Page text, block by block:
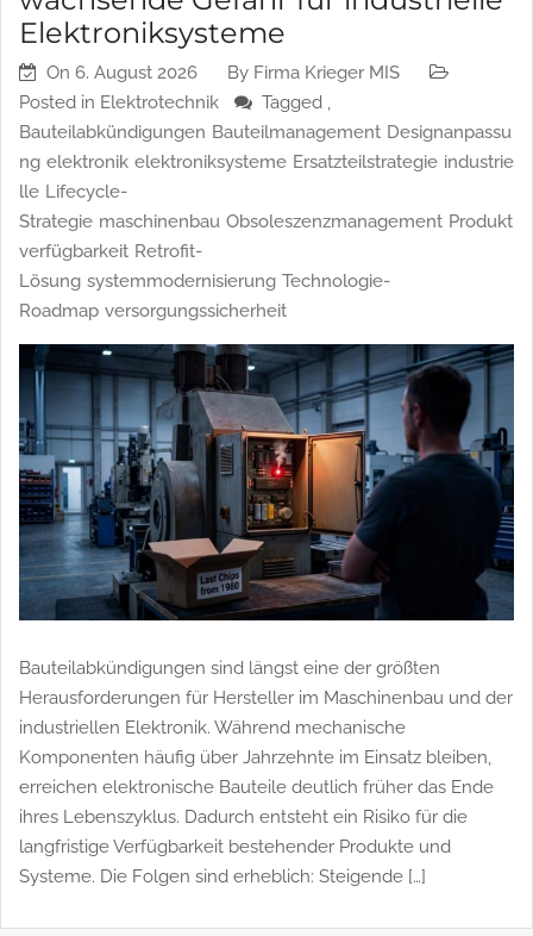
Bauteilabkündigungen: Eine
wachsende Gefahr für industrielle
Elektroniksysteme
On6. August 2026 ByFirma Krieger MIS
Posted inElektrotechnik
Tagged ,
Bauteilabkündigungen
ng elektronik elektroniksysteme Ersatzteilstrategie industrie
lle Lifecycle-
Strategie maschinenbau Obsoleszenzmanagement
verfügbarkeit Retrofit-
Roadmap
versorgungssicherheit
Bauteilabkündigungen sind längst eine der größten
Herausforderungen für Hersteller im Maschinenbau und der
industriellen Elektronik. Während mechanische
Komponenten häufig über Jahrzehnte im Einsatz bleiben,
erreichen elektronische Bauteile deutlich früher das Ende
ihres Lebenszyklus. Dadurch entsteht ein Risiko für die